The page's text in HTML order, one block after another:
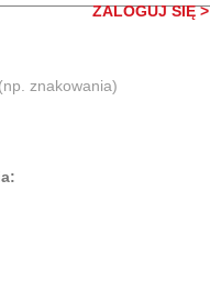
ZALOGUJ SIĘ >
(np. znakowania)